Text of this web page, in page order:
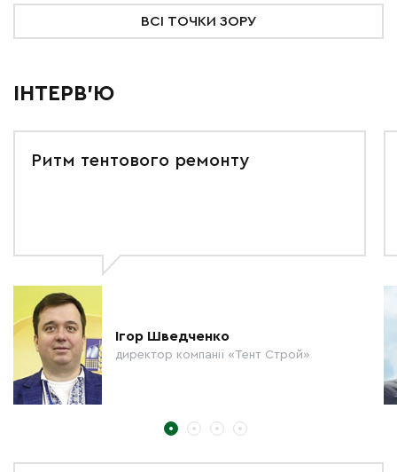
ВСІ ТОЧКИ ЗОРУ
ІНТЕРВ'Ю
Ритм тентового ремонту
Ігор Шведченко
директор компанії «Тент Строй»